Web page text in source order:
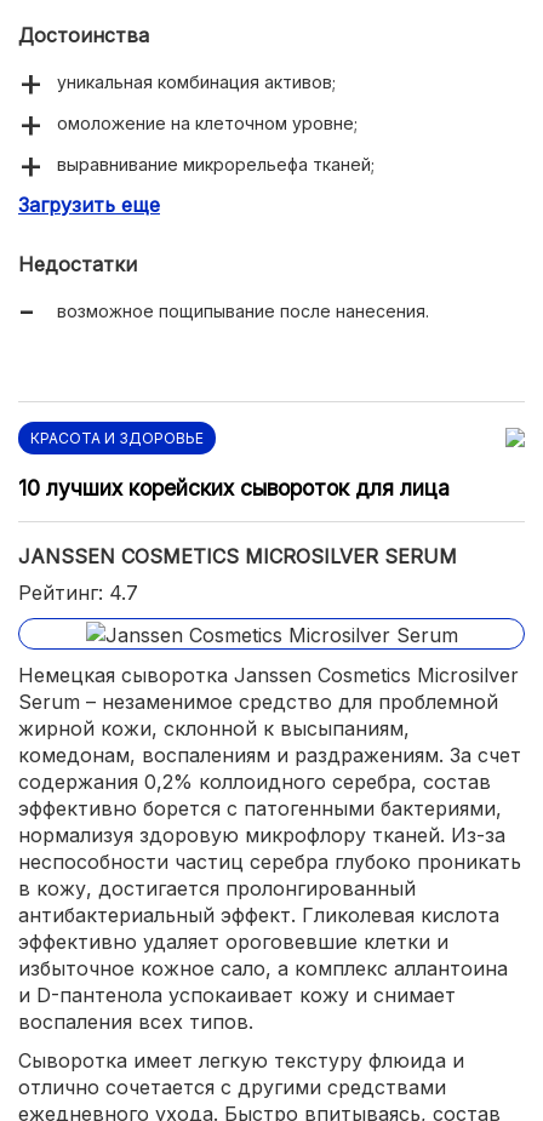
Достоинства
уникальная комбинация активов;
омоложение на клеточном уровне;
выравнивание микрорельефа тканей;
здоровый оттенок и сияние;
Загрузить еще
Недостатки
возможное пощипывание после нанесения.
КРАСОТА И ЗДОРОВЬЕ
10 лучших корейских сывороток для лица
JANSSEN COSMETICS MICROSILVER SERUM
Рейтинг: 4.7
Немецкая сыворотка Janssen Cosmetics Microsilver
Serum – незаменимое средство для проблемной
жирной кожи, склонной к высыпаниям,
комедонам, воспалениям и раздражениям. За счет
содержания 0,2% коллоидного серебра, состав
эффективно борется с патогенными бактериями,
нормализуя здоровую микрофлору тканей. Из-за
неспособности частиц серебра глубоко проникать
в кожу, достигается пролонгированный
антибактериальный эффект. Гликолевая кислота
эффективно удаляет ороговевшие клетки и
избыточное кожное сало, а комплекс аллантоина
и D-пантенола успокаивает кожу и снимает
воспаления всех типов.
Сыворотка имеет легкую текстуру флюида и
отлично сочетается с другими средствами
ежедневного ухода. Быстро впитываясь, состав